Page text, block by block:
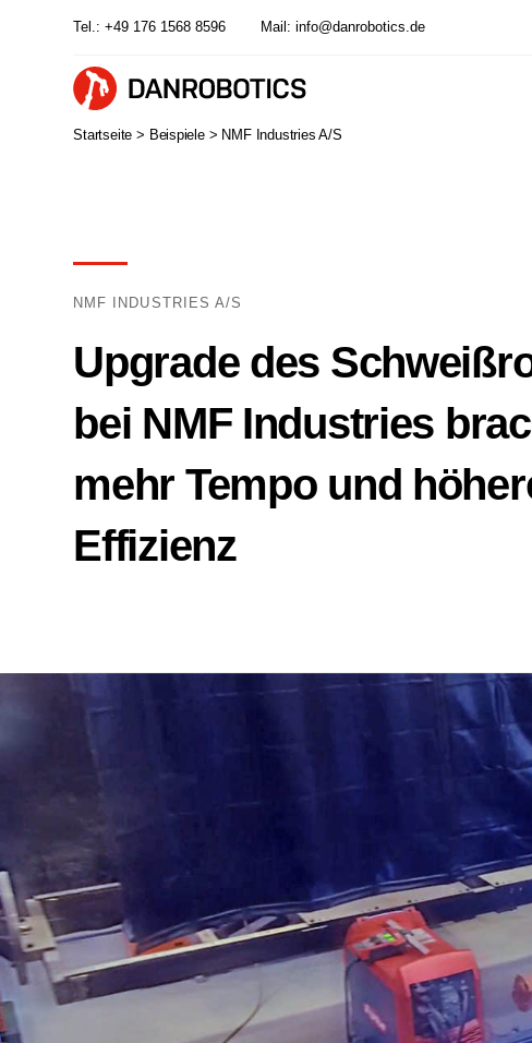
Tel.:+49 176 1568 8596 Mail:info@danrobotics.de
Startseite > Beispiele > NMF Industries A/S
NMF INDUSTRIES A/S
Upgrade des
bei NMF Industries
mehr Tempo und
Effizienz